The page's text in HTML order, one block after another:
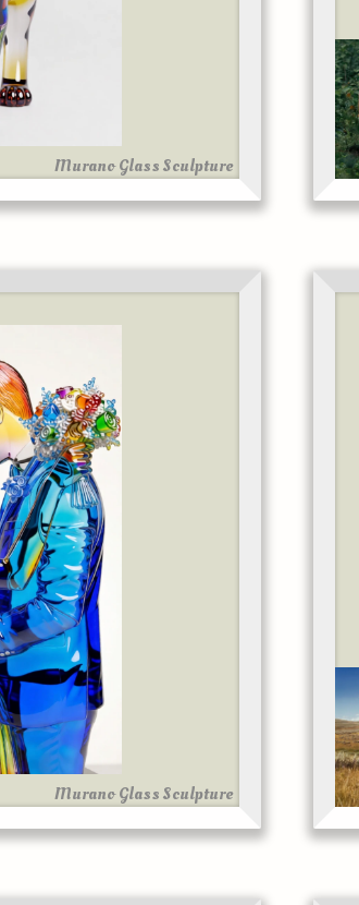
Murano Glass Sculpture
Murano Glass Sculpture